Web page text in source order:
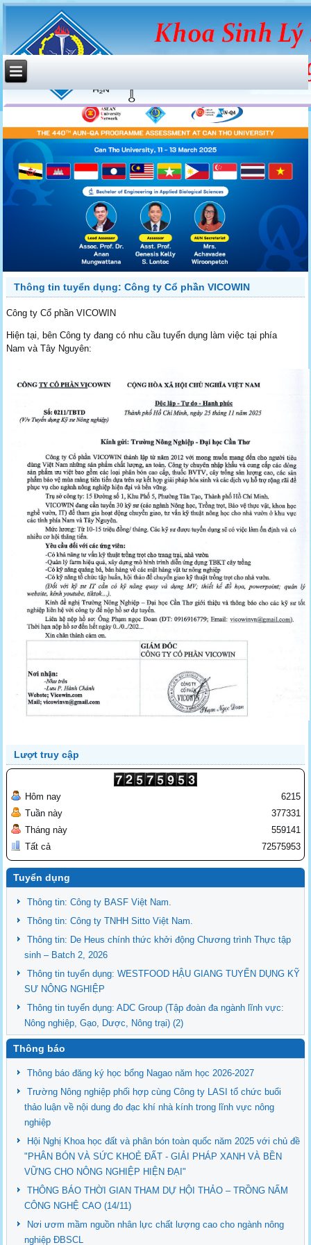
Thông tin tuyển dụng: Công ty Cổ phần VICOWIN
Công ty Cổ phần VICOWIN
Hiện tại, bên Công ty đang có nhu cầu tuyển dụng làm việc tại phía
Nam và Tây Nguyên:
Lượt truy cập
Hôm nay
Tuần này
Tháng này
Tất cả
6215
377331
559141
72575953
Tuyển dụng
Thông tin: Công ty BASF Việt Nam.
Thông tin: Công ty TNHH Sitto Việt Nam.
Thông tin: De Heus chính thức khởi động Chương trình Thực tập
sinh – Batch 2, 2026
Thông tin tuyển dụng: WESTFOOD HẬU GIANG TUYỂN DỤNG KỸ
SƯ NÔNG NGHIỆP
Thông tin tuyển dụng: ADC Group (Tập đoàn đa ngành lĩnh vực:
Nông nghiệp, Gạo, Dược, Nông trại) (2)
Thông báo
Thông báo đăng ký học bổng Nagao năm học 2026-2027
Trường Nông nghiệp phối hợp cùng Công ty LASI tổ chức buổi
thảo luận về nội dung đo đạc khí nhà kính trong lĩnh vực nông
nghiệp
Hội Nghị Khoa học đất và phân bón toàn quốc năm 2025 với chủ đề
"PHÂN BÓN VÀ SỨC KHOẺ ĐẤT - GIẢI PHÁP XANH VÀ BỀN
VỮNG CHO NÔNG NGHIỆP HIỆN ĐẠI"
THÔNG BÁO THỜI GIAN THAM DỰ HỘI THẢO – TRỒNG NẤM
CÔNG NGHỆ CAO (14/11)
Nơi ươm mầm nguồn nhân lực chất lượng cao cho ngành nông
nghiệp ĐBSCL